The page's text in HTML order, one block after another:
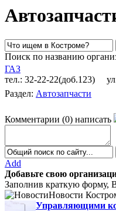
Поиск по названию
ГАЗ
тел.: 32-22-22(доб.123)
Раздел: Автозапчасти
Комментарии (0) написать
Add
Добавьте свою
Заполнив краткую форму,
Новости
Управляющими